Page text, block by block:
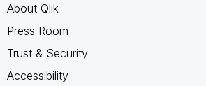
About Qlik
Press Room
Trust & Security
Accessibility